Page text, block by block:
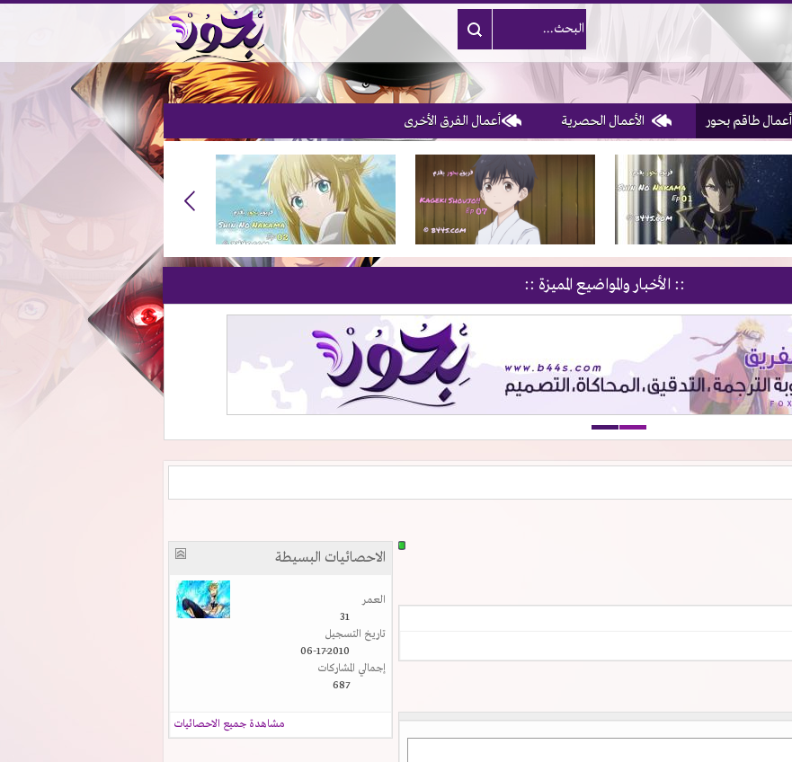
أعمال طاقم بحور الأعمال الحصرية أعمال الفرق الأخرى
1, 2, 3 & 4of 10
:: الأخبار والمواضيع المميزة ::
الاحصائيات البسيطة
العمر
31
تاريخ التسجيل
06-17-2010
إجمالي المشاركات
687
مشاهدة جميع الاحصائيات